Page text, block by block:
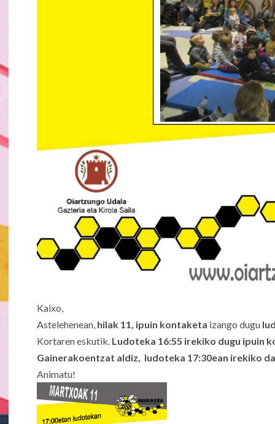
Kaixo,
Astelehenean, hilak 11, ipuin kontaketa izango dugu
Kortaren eskutik. Ludoteka 16:55 irekiko dugu ipuin
Gainerakoentzat aldiz, ludoteka 17:30ean irekiko
Animatu!